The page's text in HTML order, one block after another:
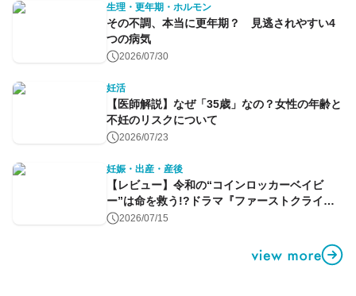
生理・更年期・ホルモン
その不調、本当に更年期？ 見逃されやすい4
つの病気
2026/07/30
妊活
【医師解説】なぜ「35歳」なの？女性の年齢と
不妊のリスクについて
2026/07/23
妊娠・出産・産後
【レビュー】令和の“コインロッカーベイビ
ー”は命を救う!?ドラマ『ファーストクライ』
第1話2026/07/15